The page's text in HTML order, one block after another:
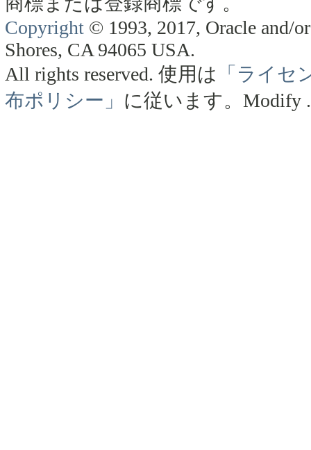
Copyright © 1993, 2017, Oracle and/
Shores, CA 94065 USA.
All rights reserved. 使用は 「ライセ
布ポリシー」 に従います。 Modify